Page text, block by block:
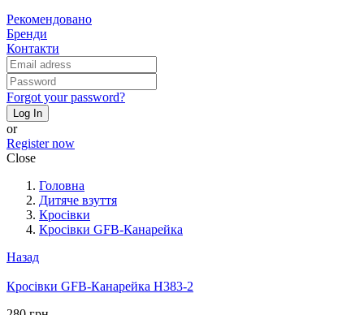
Рекомендовано
Бренди
Контакти
Forgot your password?
Log In
or
Register now
Close
Головна
Дитяче взуття
Кросівки
Кросівки GFB-Канарейка
Назад
Кросівки GFB-Канарейка H383-2